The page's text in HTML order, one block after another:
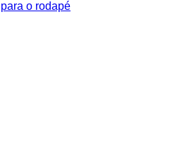
para o rodapé